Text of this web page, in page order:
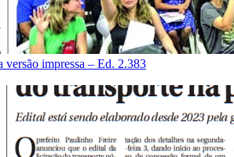
impressa – Ed. 2.383